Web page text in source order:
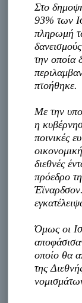
Στο
93% των
πληρωμή
την
πτοήθηκε.
Με την
η
ποινικές
διεθνές
πρόεδρο
Όμως οι
οποίο θα
της